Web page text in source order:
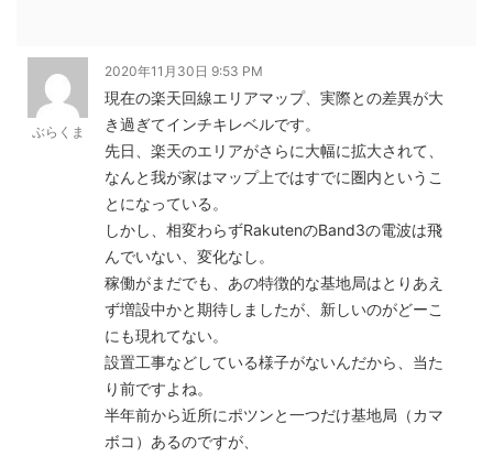
ぶらくま
2020年11月30日 9:53 PM
現在の楽天回線エリアマップ、実際との差異が大
き過ぎてインチキレベルです。
先日、楽天のエリアがさらに大幅に拡大されて、
なんと我が家はマップ上ではすでに圏内というこ
とになっている。
しかし、相変わらずRakutenのBand3の電波は飛
んでいない、変化なし。
稼働がまだでも、あの特徴的な基地局はとりあえ
ず増設中かと期待しましたが、新しいのがどーこ
にも現れてない。
設置工事などしている様子がないんだから、当た
り前ですよね。
半年前から近所にポツンと一つだけ基地局（カマ
ボコ）あるのですが、